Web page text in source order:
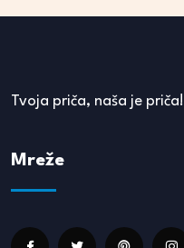
Tvoja priča, naša je priča!
Mreže